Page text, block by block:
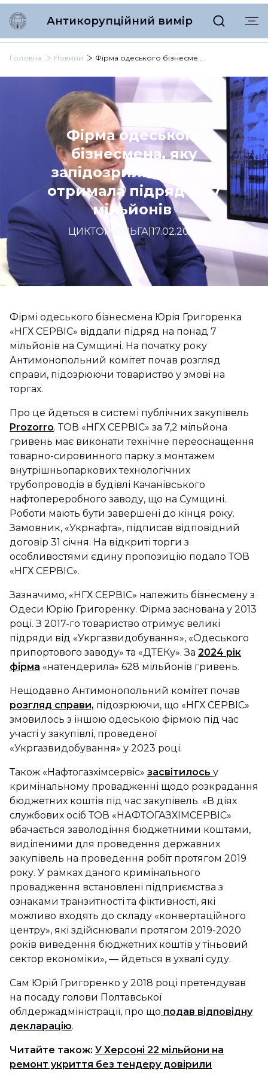
Антикорупційний вимір
Головна Новини Фірма одеського бізнесмена, яку запідозрили у змові, отримала підряд на 7 мільйонів
Фірма одеського
бізнесмена, яку
запідозрили у змові,
отримала підряд на 7
мільйонів
ЦИКТОР ОЛЬГА 17.02.2025
Фірмі одеського бізнесмена Юрія Григоренка
«НГХ СЕРВІС» віддали підряд на понад 7
мільйонів на Сумщині. На початку року
Антимонопольний комітет почав розгляд
справи, підозрюючи товариство у змові на
торгах.
Про це йдеться в системі публічних закупівель
Prozorro. ТОВ «НГХ СЕРВІС» за 7,2 мільйона
гривень має виконати технічне переоснащення
товарно-сировинного парку з монтажем
внутрішньопаркових технологічних
трубопроводів в будівлі Качанівського
нафтопереробного заводу, що на Сумщині.
Роботи мають бути завершені до кінця року.
Замовник, «Укрнафта», підписав відповідний
договір 31 січня. На відкриті торги з
особливостями єдину пропозицію подало ТОВ
«НГХ СЕРВІС».
Зазначимо, «НГХ СЕРВІС» належить бізнесмену з
Одеси Юрію Григоренку. Фірма заснована у 2013
році. З 2017-го товариство отримує великі
підряди від «Укргазвидобування», «Одеського
припортового заводу» та «ДТЕКу». За 2024 рік
фірма «натендерила» 628 мільйонів гривень.
Нещодавно Антимонопольний комітет почав
розгляд справи, підозрюючи, що «НГХ СЕРВІС»
змовилось з іншою одеською фірмою під час
участі у закупівлі, проведеної
«Укргазвидобування» у 2023 році.
Також «Нафтогазхімсервіс» засвітилось у
кримінальному провадженні щодо розкрадання
бюджетних коштів під час закупівель. «В діях
службових осіб ТОВ «НАФТОГАЗХІМСЕРВІС»
вбачається заволодіння бюджетними коштами,
виділеними для проведення державних
закупівель на проведення робіт протягом 2019
року. У рамках даного кримінального
провадження встановлені підприємства з
ознаками транзитності та фіктивності, які
можливо входять до складу «конвертаційного
центру», які здійснювали протягом 2019-2020
років виведення бюджетних коштів у тіньовий
сектор економіки», — йдеться в ухвалі суду.
Сам Юрій Григоренко у 2018 році претендував
на посаду голови Полтавської
облдержадміністрації, про що подав відповідну
декларацію.
Читайте також: У Херсоні 22 мільйони на
ремонт укриття без тендеру довірили